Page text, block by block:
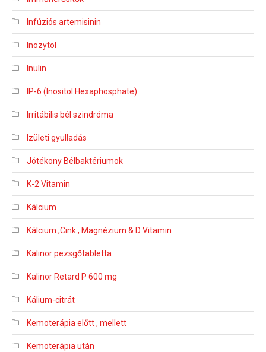
Infúziós artemisinin
Inozytol
Inulin
IP-6 (Inositol Hexaphosphate)
Irritábilis bél szindróma
Izületi gyulladás
Jótékony Bélbaktériumok
K-2 Vitamin
Kálcium
Kálcium ,Cink , Magnézium & D Vitamin
Kalinor pezsgőtabletta
Kalinor Retard P 600 mg
Kálium-citrát
Kemoterápia előtt , mellett
Kemoterápia után